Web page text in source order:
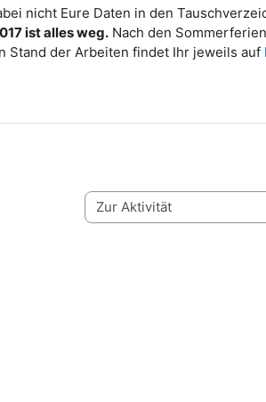
nicht Eure Daten in den
ist alles weg. Nach den
Stand der Arbeiten findet Ihr jeweils auf
Zur Aktivität